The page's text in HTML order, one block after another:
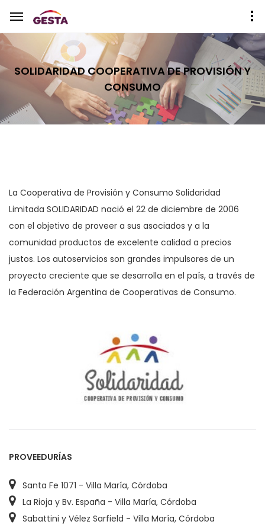
SOLIDARIDAD COOPERATIVA DE PROVISIÓN Y
CONSUMO
La Cooperativa de Provisión y Consumo Solidaridad
Limitada SOLIDARIDAD nació el 22 de diciembre de 2006
con el objetivo de proveer a sus asociados y a la
comunidad productos de excelente calidad a precios
justos. Los autoservicios son grandes impulsores de un
proyecto creciente que se desarrolla en el país, a través de
la Federación Argentina de Cooperativas de Consumo.
PROVEEDURÍAS
Santa Fe 1071 - Villa María, Córdoba
La Rioja y Bv. España - Villa María, Córdoba
Sabattini y Vélez Sarfield - Villa María, Córdoba